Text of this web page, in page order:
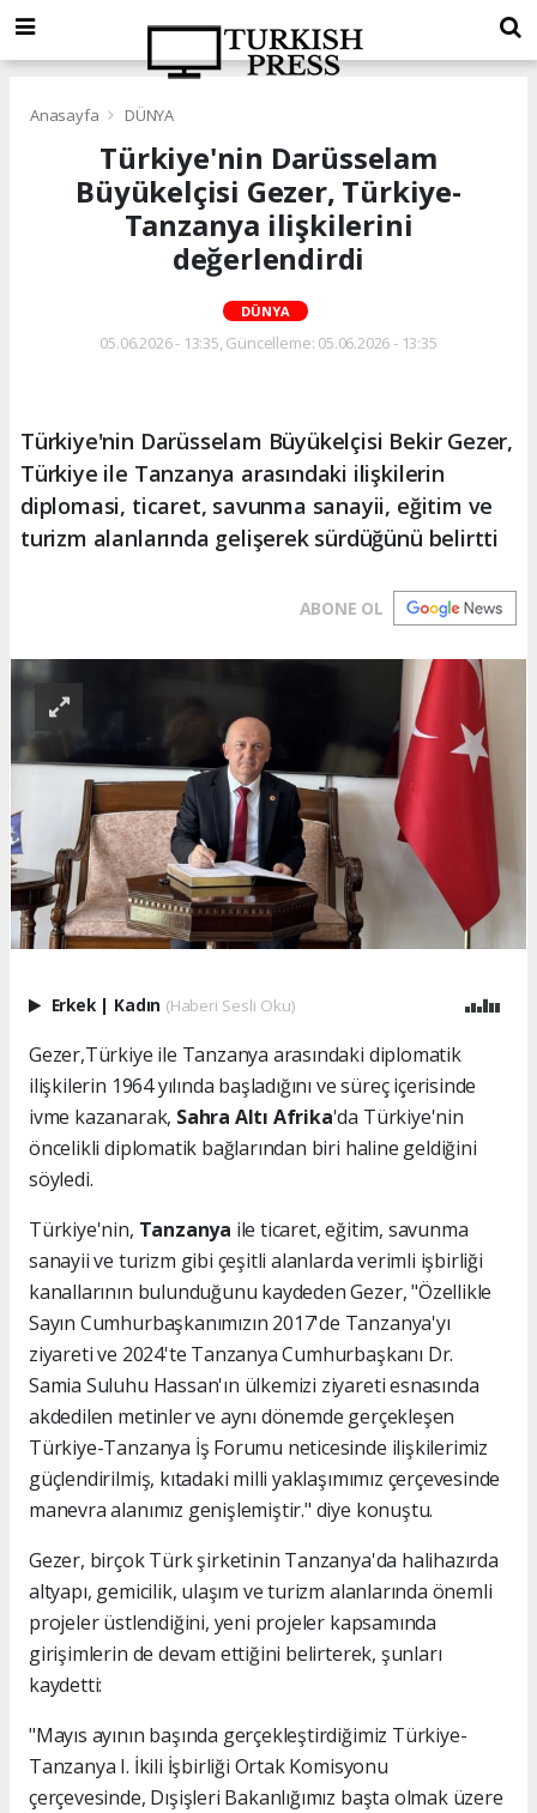
Anasayfa DÜNYA
Türkiye'nin Darüsselam
Büyükelçisi Gezer, Türkiye-
Tanzanya ilişkilerini
değerlendirdi
DÜNYA
05.06.2026 - 13:35, Güncelleme: 05.06.2026 - 13:35
Türkiye'nin Darüsselam Büyükelçisi Bekir Gezer,
Türkiye ile Tanzanya arasındaki ilişkilerin
diplomasi, ticaret, savunma sanayii, eğitim ve
turizm alanlarında gelişerek sürdüğünü belirtti
ABONE OL
Erkek | Kadın (Haberi Sesli Oku)
Gezer,Türkiye ile Tanzanya arasındaki diplomatik
ilişkilerin 1964 yılında başladığını ve süreç içerisinde
ivme kazanarak, Sahra Altı Afrika'da Türkiye'nin
öncelikli diplomatik bağlarından biri haline geldiğini
söyledi.
Türkiye'nin, Tanzanya ile ticaret, eğitim, savunma
sanayii ve turizm gibi çeşitli alanlarda verimli işbirliği
kanallarının bulunduğunu kaydeden Gezer, "Özellikle
Sayın Cumhurbaşkanımızın 2017'de Tanzanya'yı
ziyareti ve 2024'te Tanzanya Cumhurbaşkanı Dr.
Samia Suluhu Hassan'ın ülkemizi ziyareti esnasında
akdedilen metinler ve aynı dönemde gerçekleşen
Türkiye-Tanzanya İş Forumu neticesinde ilişkilerimiz
güçlendirilmiş, kıtadaki milli yaklaşımımız çerçevesinde
manevra alanımız genişlemiştir." diye konuştu.
Gezer, birçok Türk şirketinin Tanzanya'da halihazırda
altyapı, gemicilik, ulaşım ve turizm alanlarında önemli
projeler üstlendiğini, yeni projeler kapsamında
girişimlerin de devam ettiğini belirterek, şunları
kaydetti:
"Mayıs ayının başında gerçekleştirdiğimiz Türkiye-
Tanzanya I. İkili İşbirliği Ortak Komisyonu
çerçevesinde, Dışişleri Bakanlığımız başta olmak üzere